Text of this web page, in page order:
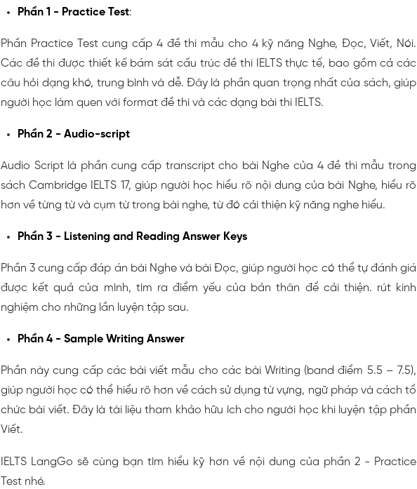
Phần 1 - Practice Test:
Phần Practice Test cung cấp 4 đề thi mẫu cho 4 kỹ năng Nghe, Đọc, Viết, Nói.
Các đề thi được thiết kế bám sát cấu trúc đề thi IELTS thực tế, bao gồm cả các
câu hỏi dạng khó, trung bình và dễ. Đây là phần quan trọng nhất của sách, giúp
người học làm quen với format đề thi và các dạng bài thi IELTS.
Phần 2 - Audio-script
Audio Script là phần cung cấp transcript cho bài Nghe của 4 đề thi mẫu trong
sách Cambridge IELTS 17, giúp người học hiểu rõ nội dung của bài Nghe, hiểu rõ
hơn về từng từ và cụm từ trong bài nghe, từ đó cải thiện kỹ năng nghe hiểu.
Phần 3 - Listening and Reading Answer Keys
Phần 3 cung cấp đáp án bài Nghe và bài Đọc, giúp người học có thể tự đánh giá
được kết quả của mình, tìm ra điểm yếu của bản thân để cải thiện. rút kinh
nghiệm cho những lần luyện tập sau.
Phần 4 - Sample Writing Answer
Phần này cung cấp các bài viết mẫu cho các bài Writing (band điểm 5.5 – 7.5),
giúp người học có thể hiểu rõ hơn về cách sử dụng từ vựng, ngữ pháp và cách tổ
chức bài viết. Đây là tài liệu tham khảo hữu ích cho người học khi luyện tập phần
Viết.
IELTS LangGo sẽ cùng bạn tìm hiểu kỹ hơn về nội dung của phần 2 - Practice
Test nhé.